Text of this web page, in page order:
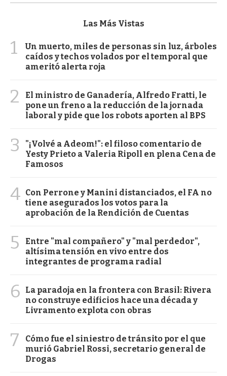
Las Más Vistas
1
Un muerto, miles de personas sin luz, árboles
caídos y techos volados por el temporal que
ameritó alerta roja
2
El ministro de Ganadería, Alfredo Fratti, le
pone un freno a la reducción de la jornada
laboral y pide que los robots aporten al BPS
3
"¡Volvé a Adeom!": el filoso comentario de
Yesty Prieto a Valeria Ripoll en plena Cena de
Famosos
4 Con Perrone y Manini distanciados, el FA no
tiene asegurados los votos para la
aprobación de la Rendición de Cuentas
5
Entre "mal compañero" y "mal perdedor",
altísima tensión en vivo entre dos
integrantes de programa radial
6
La paradoja en la frontera con Brasil: Rivera
no construye edificios hace una década y
Livramento explota con obras
7
Cómo fue el siniestro de tránsito por el que
murió Gabriel Rossi, secretario general de
Drogas